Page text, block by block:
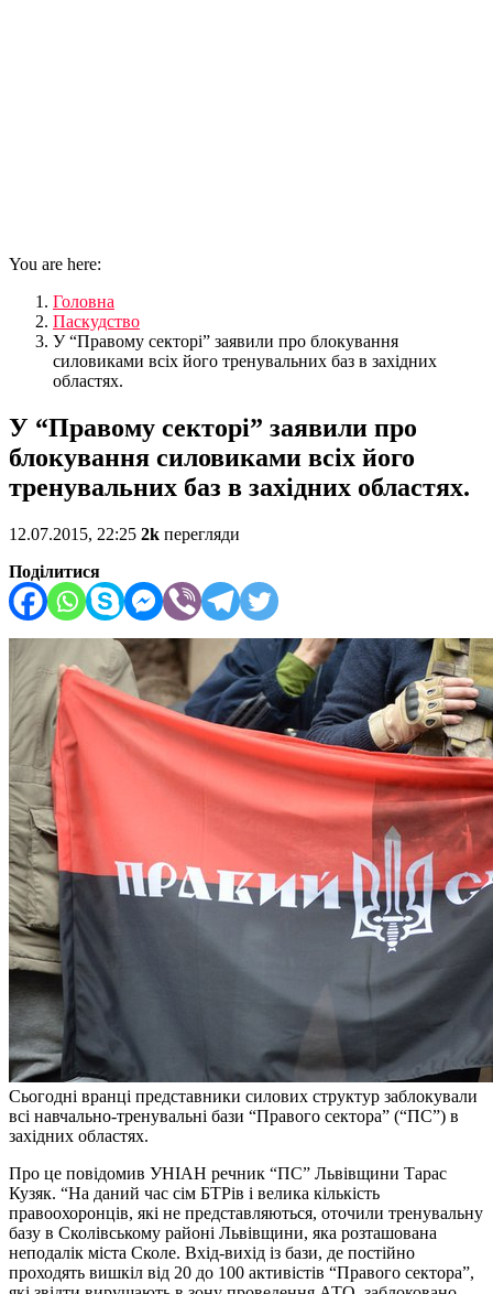
You are here:
Головна
Паскудство
У “Правому секторі” заявили про блокування
силовиками всіх його тренувальних баз в західних
областях.
У “Правому секторі” заявили про
блокування силовиками всіх його
тренувальних баз в західних областях.
12.07.2015, 22:25 2k перегляди
Поділитися
Сьогодні вранці представники силових структур заблокували
всі навчально-тренувальні бази “Правого сектора” (“ПС”) в
західних областях.
Про це повідомив УНІАН речник “ПС” Львівщини Тарас
Кузяк. “На даний час сім БТРів і велика кількість
правоохоронців, які не представляються, оточили тренувальну
базу в Сколівському районі Львівщини, яка розташована
неподалік міста Сколе. Вхід-вихід із бази, де постійно
проходять вишкіл від 20 до 100 активістів “Правого сектора”,